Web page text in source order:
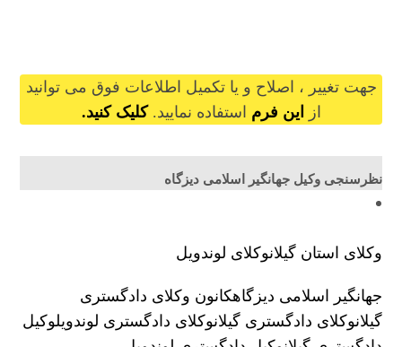
جهت تغییر ، اصلاح و یا تکمیل اطلاعات فوق می توانید
از
این فرم استفاده نمایید. کلیک کنید.
نظرسنجی وکیل جهانگیر اسلامی دیزگاه
وکلای استان گیلانوکلای لوندویل
جهانگیر اسلامی دیزگاهکانون وکلای دادگستری
گیلانوکلای دادگستری گیلانوکلای دادگستری لوندویلوکیل